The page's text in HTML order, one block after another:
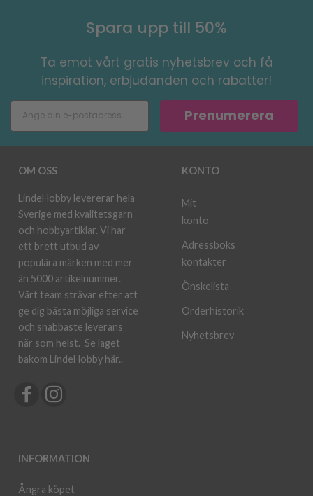
Spara upp till 50%
Ta emot vårt gratis nyhetsbrev och få
inspiration, erbjudanden och rabatter!
Prenumerera
OM OSS
LindeHobby levererar hela
Sverige med kvalitetsgarn
och hobbyartiklar. Vi har
ett brett utbud av
populära märken med mer
än 5000 artikelnummer.
Vårt team strävar efter att
ge dig bästa möjliga service
och snabbaste leverans
när som helst. Se laget
bakom LindeHobby här..
INFORMATION
Ångra köpet
KONTO
Mit
konto
Adressboks
kontakter
Önskelista
Orderhistorik
Nyhetsbrev